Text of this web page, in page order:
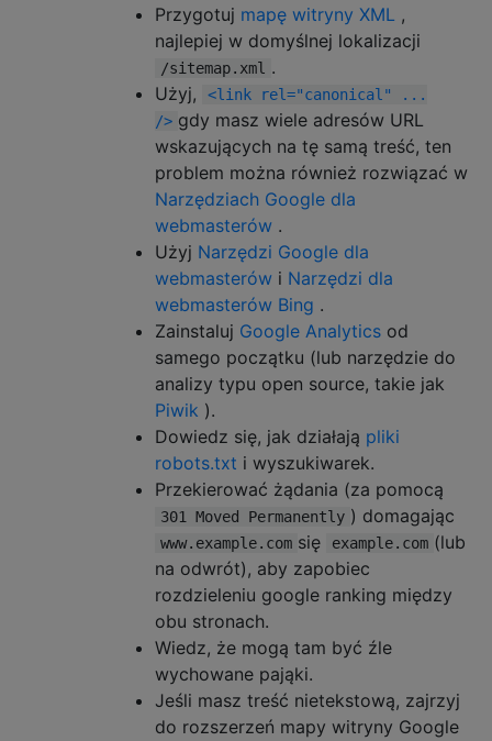
Przygotuj mapę witryny XML ,
najlepiej w domyślnej lokalizacji
/sitemap.xml .
Użyj,
<link rel="canonical" ...
/> gdy masz wiele adresów URL
wskazujących na tę samą treść, ten
problem można również rozwiązać w
Narzędziach Google dla
webmasterów .
Użyj Narzędzi Google dla
webmasterów i Narzędzi dla
webmasterów Bing .
Zainstaluj Google Analytics od
samego początku (lub narzędzie do
analizy typu open source, takie jak
Piwik ).
Dowiedz się, jak działają pliki
robots.txt i wyszukiwarek.
Przekierować żądania (za pomocą
301 Moved Permanently ) domagając
www.example.com się example.com (lub
na odwrót), aby zapobiec
rozdzieleniu google ranking między
obu stronach.
Wiedz, że mogą tam być źle
wychowane pająki.
Jeśli masz treść nietekstową, zajrzyj
do rozszerzeń mapy witryny Google